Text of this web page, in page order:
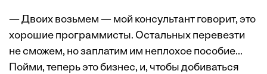
— Двоих возьмем — мой консультант говорит, это
хорошие программисты. Остальных перевезти
не сможем, но заплатим им неплохое пособие...
Пойми, теперь это бизнес, и, чтобы добиваться